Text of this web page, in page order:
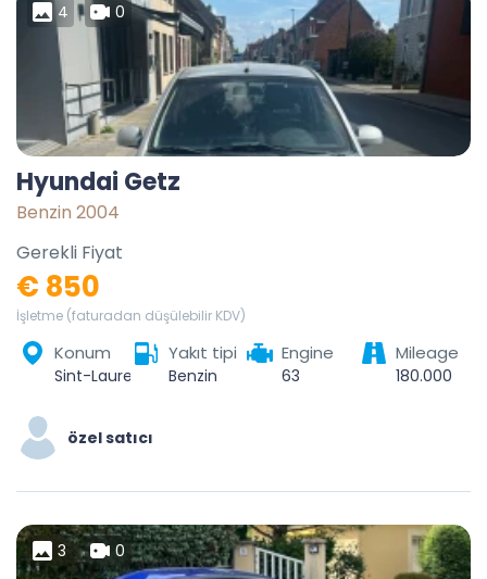
4 0
Hyundai Getz
Benzin 2004
Gerekli Fiyat
€ 850
İşletme (faturadan düşülebilir KDV)
Konum Yakıt tipi
Benzin
Engine
63
Mileage
180.000
özel satıcı
3 0